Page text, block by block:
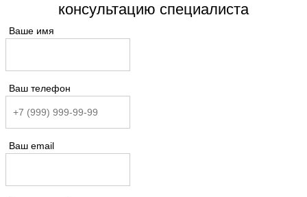
консультацию специалиста
Ваше имя
Ваш телефон
Ваш email